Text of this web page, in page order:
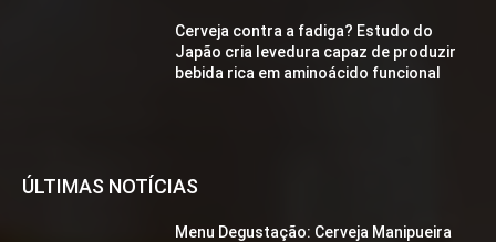
Cerveja contra a fadiga? Estudo do
Japão cria levedura capaz de produzir
bebida rica em aminoácido funcional
ÚLTIMAS NOTÍCIAS
Menu Degustação: Cerveja Manipueira